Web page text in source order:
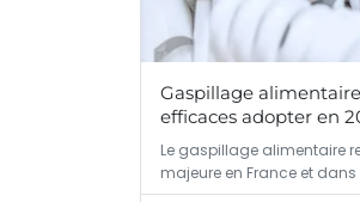
Gaspillage
efficaces adopter en
Le gaspillage alimentaire
majeure en France et